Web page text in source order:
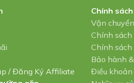
/Đăng Ký Affiliate
Chính sách
Vận
Chính
Chính
Bảo hành
Điều khoản